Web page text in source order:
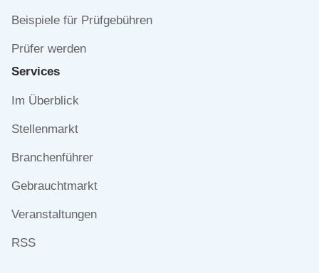
Beispiele für Prüfgebühren
Prüfer werden
Services
Navigation
Im Überblick
Stellenmarkt
Branchenführer
Gebrauchtmarkt
Veranstaltungen
RSS